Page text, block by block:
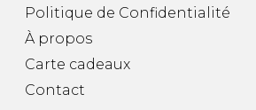
Politique de Confidentialité
À propos
Carte cadeaux
Contact